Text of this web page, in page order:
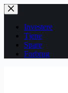
Fortsæt
til
indholdInvestere
Tjene
Spare
Forbrug